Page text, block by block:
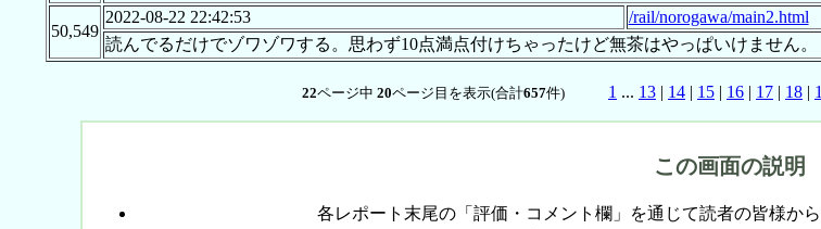
50,549
2022-08-22 22:42:53 /rail/norogawa/main2.html
読んでるだけでゾワゾワする。思わず10点満点付けちゃったけど無茶はやっぱいけません。
22ページ中 20ページ目を表示(合計657件) 1 ... 13 | 14 | 15 | 16 | 17 | 18 |
この画面の説明
各レポート末尾の「評価・コメント欄」を通じて読者の皆様か